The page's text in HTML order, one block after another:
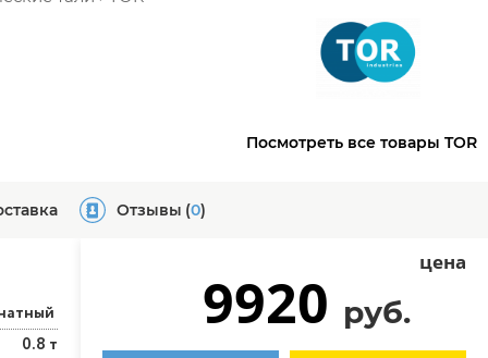
Посмотреть все товары TOR
Отзывы (0)
0.8 т
цена
9920 руб.